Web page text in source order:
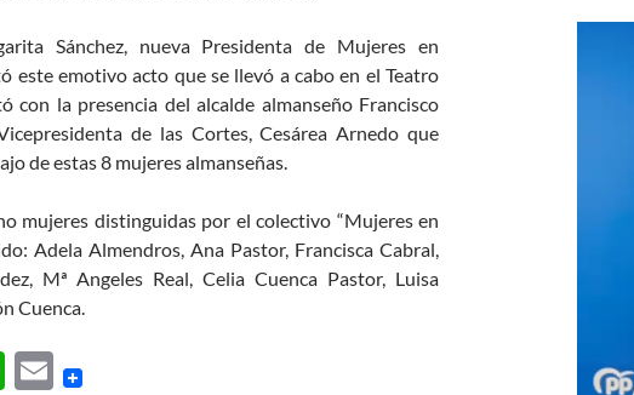
Sánchez, nueva Presidenta de Mujeres en
este emotivo acto que se llevó a cabo en el Teatro
con la presencia del alcalde almanseño Francisco
de las Cortes, Cesárea Arnedo que
de estas 8 mujeres almanseñas.
mujeres distinguidas por el colectivo “Mujeres en
Adela Almendros, Ana Pastor, Francisca Cabral,
Mª Angeles Real, Celia Cuenca Pastor, Luisa
Cuenca.
W E